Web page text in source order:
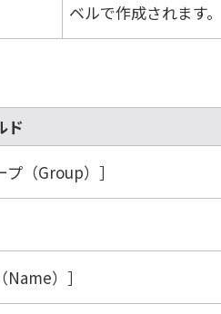
ベルで作成されます。
ド
プ（Group）
）